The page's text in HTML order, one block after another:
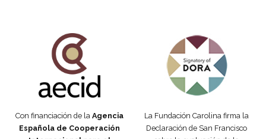
Con financiación de la Agencia
Española de Cooperación
La Fundación Carolina firma la
Declaración de San Francisco